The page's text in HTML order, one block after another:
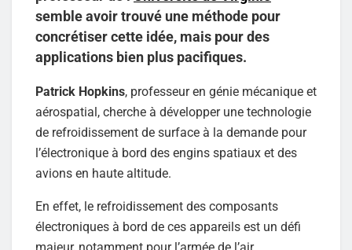
semble avoir trouvé une méthode pour
concrétiser cette idée, mais pour des
applications bien plus pacifiques.
Patrick Hopkins, professeur en génie mécanique et
aérospatial, cherche à développer une technologie
de refroidissement de surface à la demande pour
l’électronique à bord des engins spatiaux et des
avions en haute altitude.
En effet, le refroidissement des composants
électroniques à bord de ces appareils est un défi